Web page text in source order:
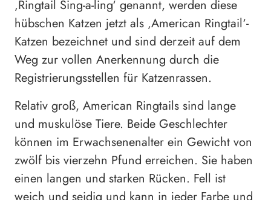
‚Ringtail Sing-a-ling‘ genannt, werden diese
hübschen Katzen jetzt als ‚American Ringtail‘-
Katzen bezeichnet und sind derzeit auf dem
Weg zur vollen Anerkennung durch die
Registrierungsstellen für Katzenrassen.
Relativ groß, American Ringtails sind lange
und muskulöse Tiere. Beide Geschlechter
können im Erwachsenenalter ein Gewicht von
zwölf bis vierzehn Pfund erreichen. Sie haben
einen langen und starken Rücken. Fell ist